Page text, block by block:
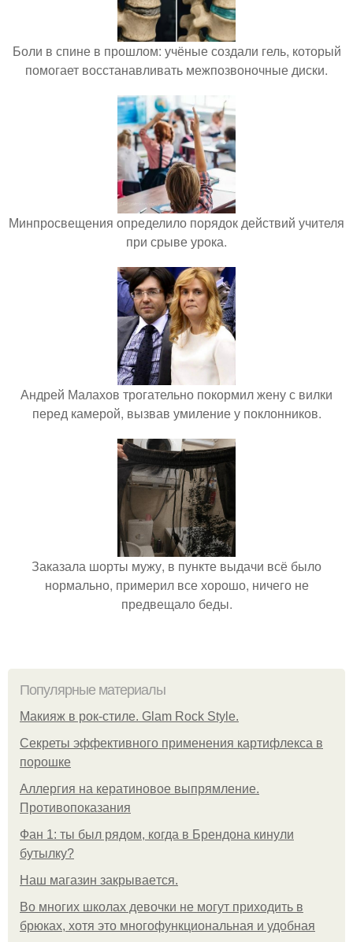
Боли в спине в прошлом: учёные создали гель, который
помогает восстанавливать межпозвоночные диски.
Минпросвещения определило порядок действий учителя
при срыве урока.
Андрей Малахов трогательно покормил жену с вилки
перед камерой, вызвав умиление у поклонников.
Заказала шорты мужу, в пункте выдачи всё было
нормально, примерил все хорошо, ничего не
предвещало беды.
Популярные материалы
Макияж в рок-стиле. Glam Rock Style.
Секреты эффективного применения картифлекса в
порошке
Аллергия на кератиновое выпрямление.
Противопоказания
Фан 1: ты был рядом, когда в Брендона кинули
бутылку?
Нaш магaзин зaкрывaeтся.
Во многих школах девочки не могут приходить в
брюках, хотя это многофункциональная и удобная